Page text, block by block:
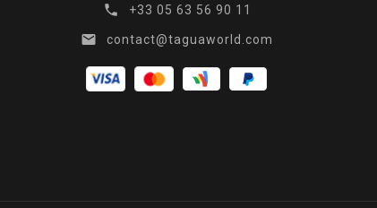
 +33 05 63 56 90 11
 contact@taguaworld.com